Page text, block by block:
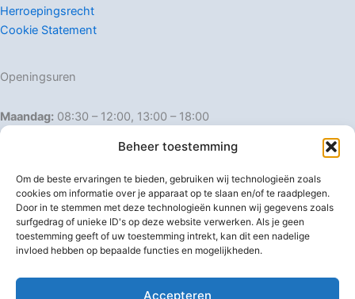
Beheer toestemming
Om de beste ervaringen te bieden, gebruiken wij technologieën zoals
cookies om informatie over je apparaat op te slaan en/of te raadplegen.
Door in te stemmen met deze technologieën kunnen wij gegevens zoals
surfgedrag of unieke ID's op deze website verwerken. Als je geen
toestemming geeft of uw toestemming intrekt, kan dit een nadelige
invloed hebben op bepaalde functies en mogelijkheden.
Accepteren
Herroepingsrecht
Cookie Statement
Openingsuren
Maandag: 08:30 – 12:00, 13:00 – 18:00
Dinsdag:
08:30 – 12:00, 13:00 – 18:00
Donderdag: 08:30 – 12:00, 13:00 – 18:00
Vrijdag: 08:30 – 12:00, 13:00 – 18:00
Zaterdag: 08:30 – 16:00
Zondag: Gesloten